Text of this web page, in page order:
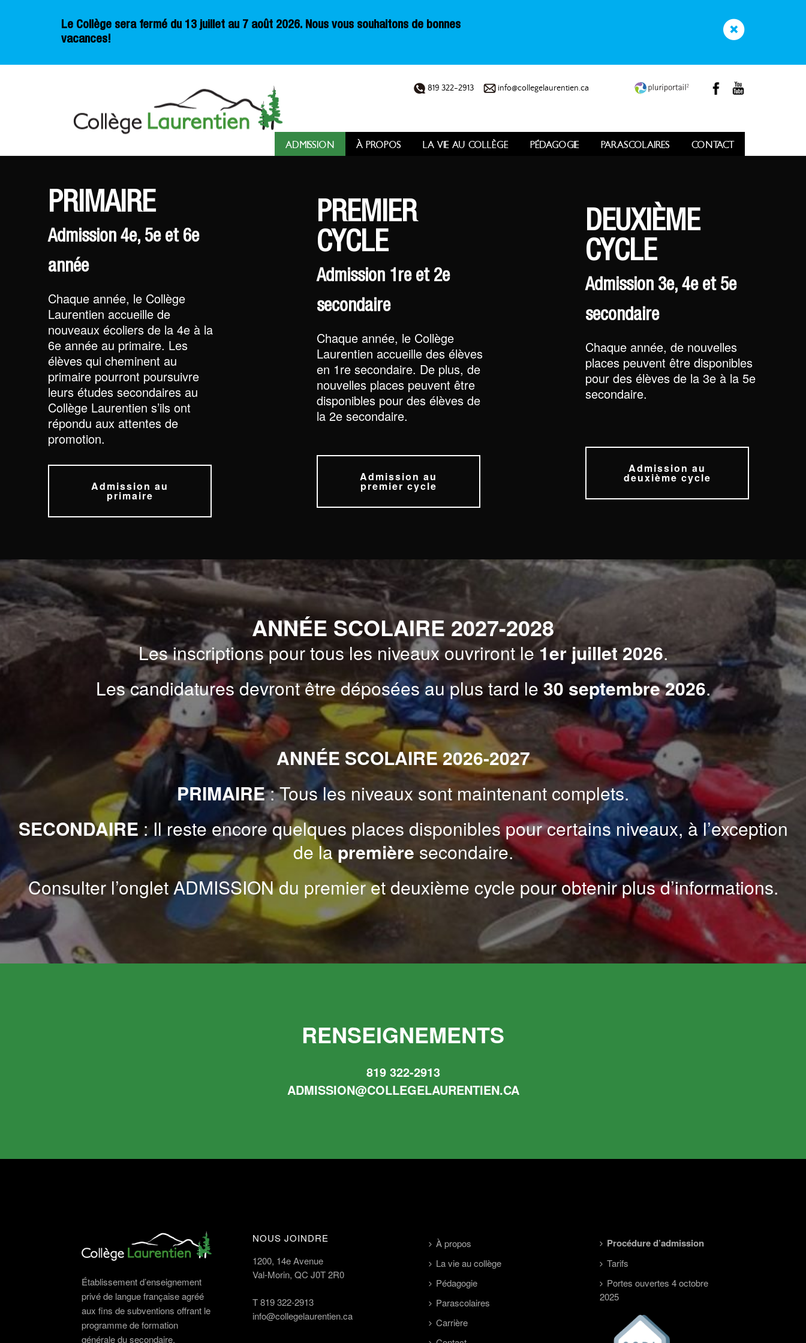
Le Collège sera fermé du 13 juillet au 7 août 2026. Nous vous souhaitons de bonnes
vacances!
819 322-2913 info@collegelaurentien.ca
ADMISSION À PROPOS LA VIE AU COLLÈGE PÉDAGOGIE PARASCOLAIRES CONTACT
PRIMAIRE
Admission 4e, 5e et 6e
année
Chaque année, le Collège
Laurentien accueille de
nouveaux écoliers de la 4e à la
6e année au primaire. Les
élèves qui cheminent au
primaire pourront poursuivre
leurs études secondaires au
Collège Laurentien s’ils ont
répondu aux attentes de
promotion.
Admission au
primaire
PREMIER
CYCLE
Admission 1re et 2e
secondaire
Chaque année, le Collège
Laurentien accueille des élèves
en 1re secondaire. De plus, de
nouvelles places peuvent être
disponibles pour des élèves de
la 2e secondaire.
Admission au
premier cycle
DEUXIÈME
CYCLE
Admission 3e, 4e et 5e
secondaire
Chaque année, de nouvelles
places peuvent être disponibles
pour des élèves de la 3e à la 5e
secondaire.
Admission au
deuxième cycle
ANNÉE SCOLAIRE 2027-2028
Les inscriptions pour tous les niveaux ouvriront le1er juillet 2026.
Les candidatures devront être déposées au plus tard le 30 septembre 2026.
ANNÉE SCOLAIRE 2026-2027
PRIMAIRE: Tous les niveaux sont maintenant complets.
SECONDAIRE : Il reste encore quelques places disponibles pour certains niveaux, à l’exception
de lapremièresecondaire.
Consulter l’onglet ADMISSION du premier et deuxième cycle pour obtenir plus d’informations.
RENSEIGNEMENTS
819 322-2913
ADMISSION@COLLEGELAURENTIEN.CA
Établissement d’enseignement
privé de langue française agréé
aux fins de subventions offrant le
programme de formation
générale du secondaire.
NOUS JOINDRE
1200, 14e Avenue
Val-Morin, QC J0T 2R0
T819 322-2913
info@collegelaurentien.ca
À propos
La vie au collège
Pédagogie
Parascolaires
Carrière
Procédure d’admission
Tarifs
Portes ouvertes 4 octobre
2025